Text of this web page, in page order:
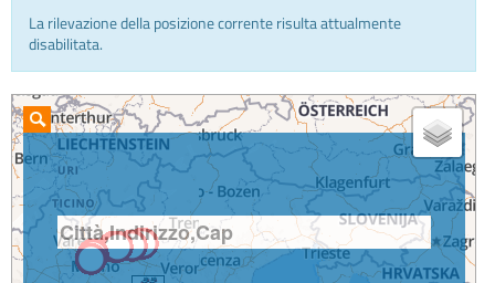
INFO E MEDIA
IN VIAGGIO
La rilevazione della posizione corrente risulta attualmente
disabilitata.